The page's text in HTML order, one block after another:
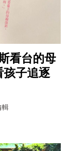
看台的母
孩子追逐
輯